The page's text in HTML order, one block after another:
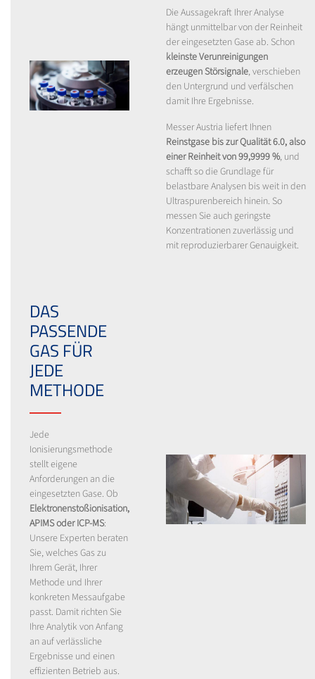
Die Aussagekraft Ihrer Analyse
hängt unmittelbar von der Reinheit
der eingesetzten Gase ab. Schon
kleinste Verunreinigungen
erzeugen Störsignale, verschieben
den Untergrund und verfälschen
damit Ihre Ergebnisse.
Messer Austria liefert Ihnen
Reinstgase bis zur Qualität 6.0, also
einer Reinheit von 99,9999 %, und
schafft so die Grundlage für
belastbare Analysen bis weit in den
Ultraspurenbereich hinein. So
messen Sie auch geringste
Konzentrationen zuverlässig und
mit reproduzierbarer Genauigkeit.
DAS
PASSENDE
GAS FÜR
JEDE
METHODE
Jede
Ionisierungsmethode
stellt eigene
Anforderungen an die
eingesetzten Gase. Ob
Elektronenstoßionisation,
APIMS oder ICP-MS:
Unsere Experten beraten
Sie, welches Gas zu
Ihrem Gerät, Ihrer
Methode und Ihrer
konkreten Messaufgabe
passt. Damit richten Sie
Ihre Analytik von Anfang
an auf verlässliche
Ergebnisse und einen
effizienten Betrieb aus.